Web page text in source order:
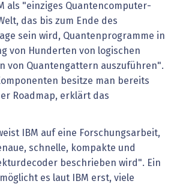
als "einziges Quantencomputer-
das bis zum Ende des
sein wird, Quantenprogramme in
von Hunderten von logischen
von Quantengattern auszuführen".
besitze man bereits
Roadmap, erklärt das
IBM auf eine Forschungsarbeit,
schnelle, kompakte und
beschrieben wird". Ein
es laut IBM erst, viele